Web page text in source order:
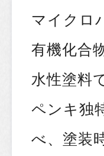
マイクロ
有機化合
水性塗料
ペンキ独
べ、塗装